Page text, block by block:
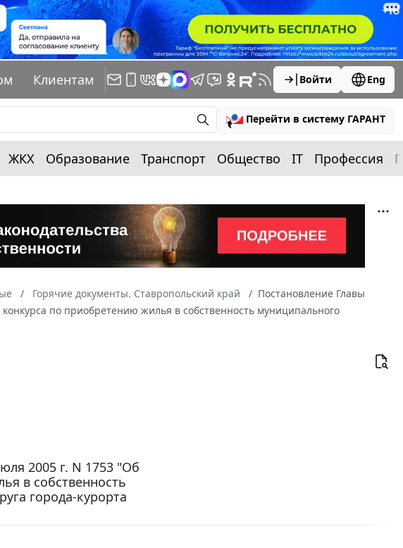
Клиентам Войти Eng
Перейти в систему ГАРАНТ
ЖКХ Образование Транспорт Общество IT Профессия
Горячие документы. Ставропольский край
Постановление Главы
по приобретению жилья в собственность муниципального
2005 г. N 1753 "Об
в собственность
города-курорта